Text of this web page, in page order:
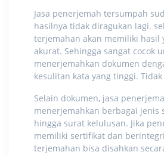
Jasa penerjemah tersumpah
hasilnya tidak diragukan lagi.
terjemahan akan memiliki hasil
akurat. Sehingga sangat cocok
menerjemahkan dokumen
kesulitan kata yang tinggi.
Selain dokumen, jasa
menerjemahkan berbagai jenis
hingga surat kelulusan. Jika
memiliki sertifikat dan
terjemahan bisa disahkan